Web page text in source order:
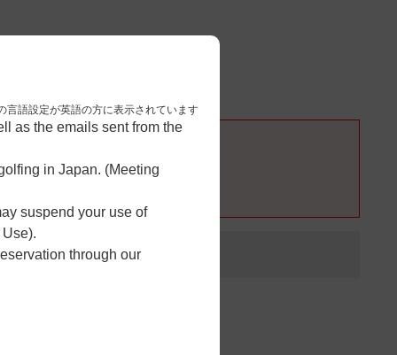
語設定が英語の方に表示されています
as the emails sent from the
in Japan. (Meeting
suspend your use of
through our